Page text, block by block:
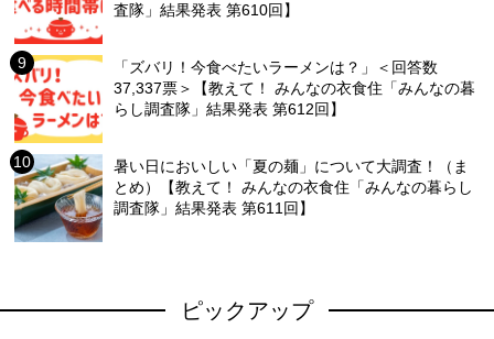
査隊」結果発表 第610回】
「ズバリ！今食べたいラーメンは？」＜回答数
37,337票＞【教えて！ みんなの衣食住「みんなの暮
らし調査隊」結果発表 第612回】
暑い日においしい「夏の麺」について大調査！（ま
とめ）【教えて！ みんなの衣食住「みんなの暮らし
調査隊」結果発表 第611回】
ピックアップ